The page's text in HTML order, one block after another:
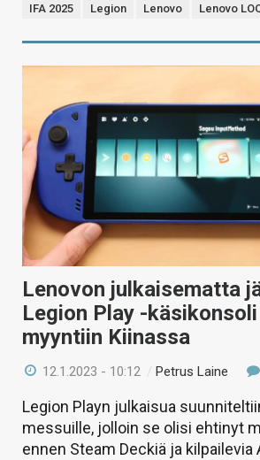
IFA 2025 Legion Lenovo Lenovo
Lenovon julkaisematta
Legion Play -
myyntiin Kiinassa
12.1.2023 - 10:12 / Petrus Laine
Legion Playn julkaisua
messuille, jolloin se olisi ehtinyt
ennen Steam Deckiä ja kilpailevia